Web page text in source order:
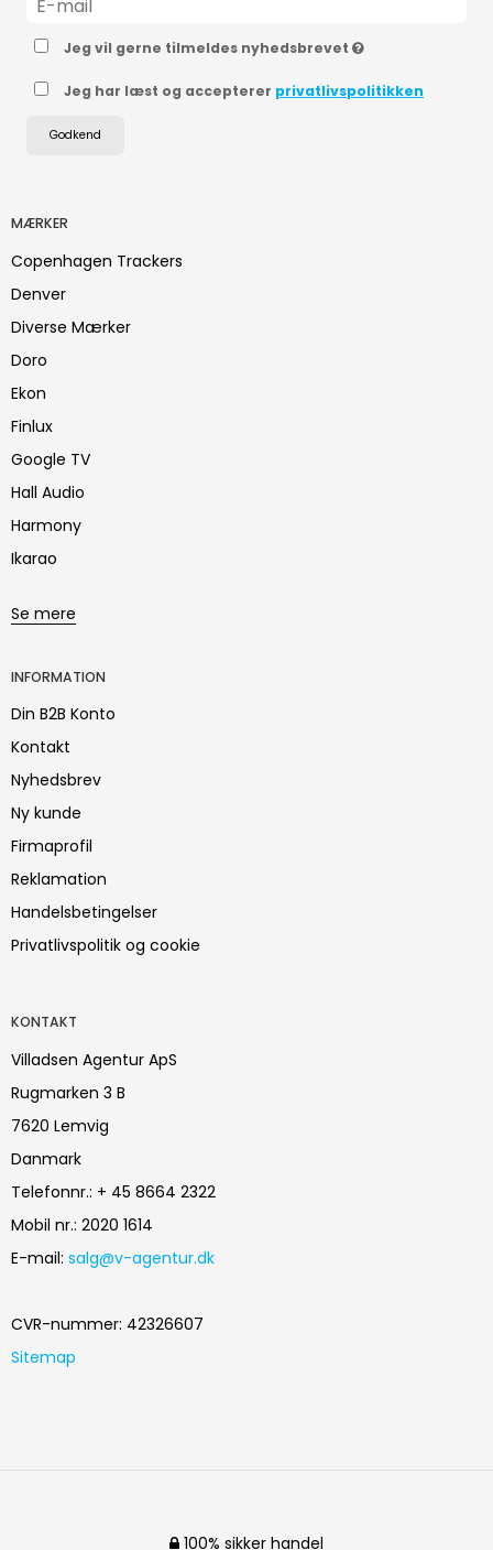
Jeg vil gerne tilmeldes nyhedsbrevet
Jeg har læst og accepterer privatlivspolitikken
Godkend
MÆRKER
Copenhagen Trackers
Denver
Diverse Mærker
Doro
Ekon
Finlux
Google TV
Hall Audio
Harmony
Ikarao
Se mere
INFORMATION
Din B2B Konto
Kontakt
Nyhedsbrev
Ny kunde
Firmaprofil
Reklamation
Handelsbetingelser
Privatlivspolitik og cookie
KONTAKT
Villadsen Agentur ApS
Rugmarken 3 B
7620 Lemvig
Danmark
Telefonnr.: + 45 8664 2322
Mobil nr.: 2020 1614
E-mail: salg@v-agentur.dk
CVR-nummer: 42326607
Sitemap
100% sikker handel